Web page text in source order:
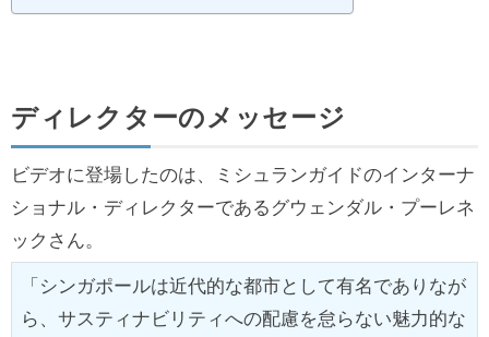
ディレクターのメッセージ
ビデオに登場したのは、ミシュランガイドのインターナ
ショナル・ディレクターであるグウェンダル・プーレネ
ックさん。
「シンガポールは近代的な都市として有名でありなが
ら、サスティナビリティへの配慮を怠らない魅力的な